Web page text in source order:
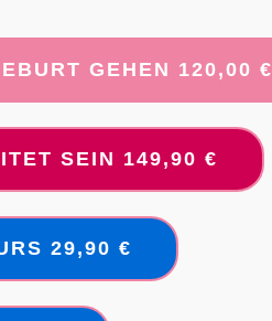
GEHEN 120,00 €
SEIN 149,90 €
29,90 €